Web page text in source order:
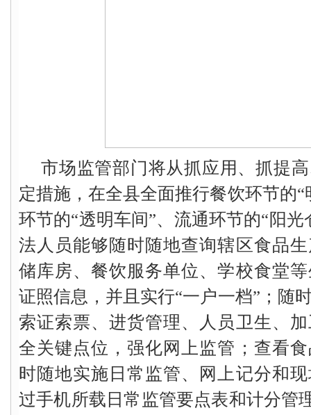
市场监管部门将从抓应用、抓提
定措施，在全县全面推行餐饮环节的“
环节的“透明车间”、流通环节的“阳光
法人员能够随时随地查询辖区食品
储库房、餐饮服务单位、学校食堂
证照信息，并且实行“一户一档”；随
索证索票、进货管理、人员卫生、
全关键点位，强化网上监管；查看
时随地实施日常监管、网上记分和
过手机所载日常监管要点表和计分管